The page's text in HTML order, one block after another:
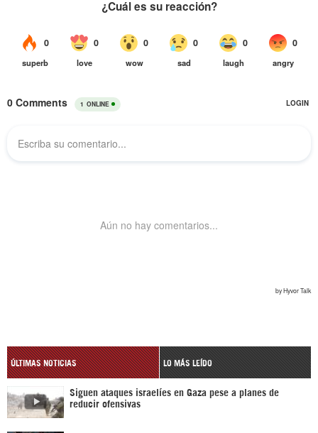
ÚLTIMAS NOTICIAS LO MÁS LEÍDO
Siguen ataques israelíes en Gaza pese a planes de
reducir ofensivas